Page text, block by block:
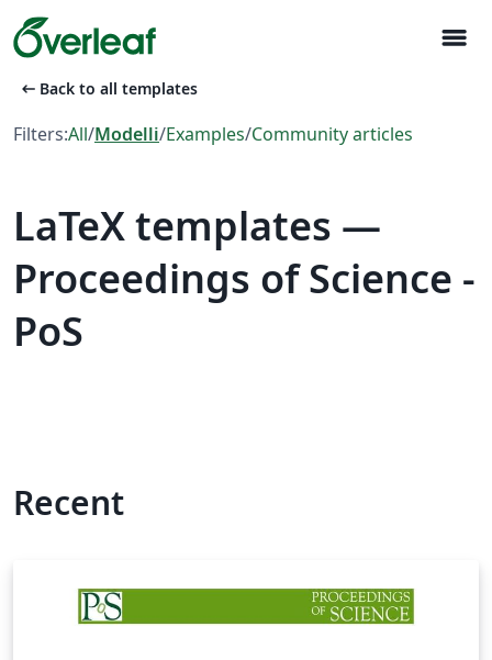
menu
arrow_left_alt Back to all templates
Filters:All/Modelli/Examples/Community articles
LaTeX templates —
Proceedings of Science -
PoS
Recent